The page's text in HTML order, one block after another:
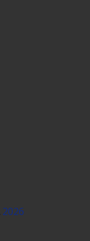
2026